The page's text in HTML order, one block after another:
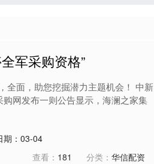
军采购资格”
全面，助您挖掘潜力主题机会！ 中新
网发布一则公告显示，海澜之家集
期：03-04
查看： 181 分类： 华信配资